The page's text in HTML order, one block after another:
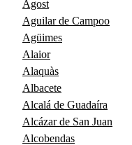
Agost
Aguilar de Campoo
Agüimes
Alaior
Alaquàs
Albacete
Alcalá de Guadaíra
Alcázar de San Juan
Alcobendas